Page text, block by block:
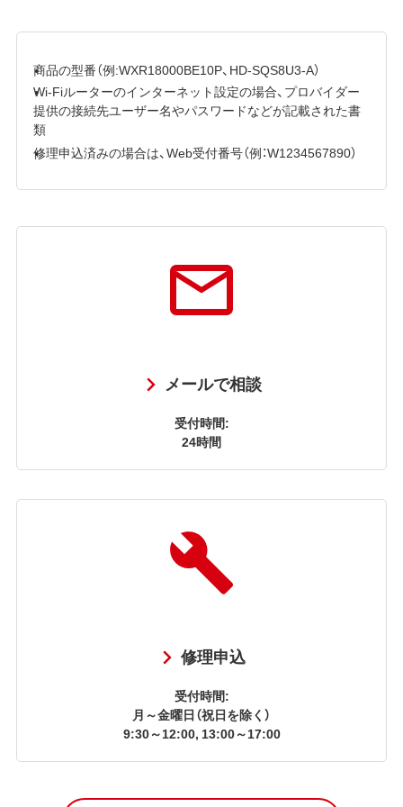
商品の型番（例:WXR18000BE10P、HD-SQS8U3-A）
Wi-Fiルーターのインターネット設定の場合、プロバイダー
提供の接続先ユーザー名やパスワードなどが記載された書
類
修理申込済みの場合は、Web受付番号（例：W1234567890）
メールで相談
受付時間:
24時間
修理申込
受付時間:
月～金曜日（祝日を除く）
9:30～12:00, 13:00～17:00